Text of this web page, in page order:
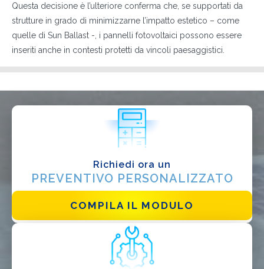
Questa decisione è l’ulteriore conferma che, se supportati da
strutture in grado di minimizzarne l’impatto estetico – come
quelle di Sun Ballast -, i pannelli fotovoltaici possono essere
inseriti anche in contesti protetti da vincoli paesaggistici.
Richiedi ora un
PREVENTIVO PERSONALIZZATO
COMPILA IL MODULO
EPC
Distributore
Altro
Privacy Policy*